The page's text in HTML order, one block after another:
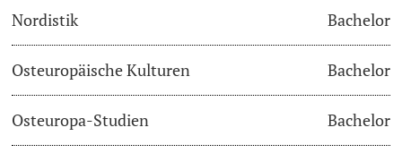
Nordistik Bachelor
Osteuropäische Kulturen Bachelor
Osteuropa-Studien Bachelor